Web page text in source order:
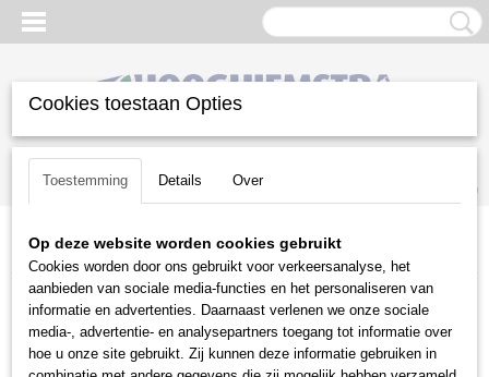
Inloggen Registreren
(0)
Home >Diversen>Grondfrezen>Stihl grondfrezen
Cookies toestaan Opties
Toestemming Details Over
Op deze website worden cookies gebruikt
Cookies worden door ons gebruikt voor verkeersanalyse, het
aanbieden van sociale media-functies en het personaliseren van
informatie en advertenties. Daarnaast verlenen we onze sociale
media-, advertentie- en analysepartners toegang tot informatie over
hoe u onze site gebruikt. Zij kunnen deze informatie gebruiken in